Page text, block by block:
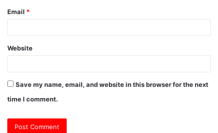
Email *
Website
Save my name, email, and website in this browser for the next
time I comment.